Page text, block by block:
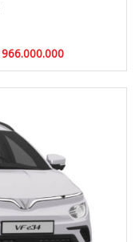
966.000.000